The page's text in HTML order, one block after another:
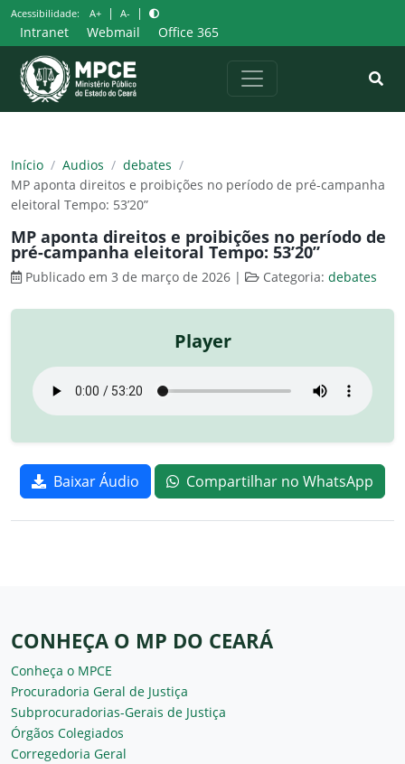
Pular
para
o
conteúdo
Acessibilidade: A+ | A- |
Intranet Webmail Office 365
Início / Audios / debates /
MP aponta direitos e proibições no período de pré-campanha
eleitoral Tempo: 53’20”
MP aponta direitos e proibições no período de
pré-campanha eleitoral Tempo: 53’20”
Publicado em 3 de março de 2026 | Categoria: debates
Player
Baixar Áudio Compartilhar no WhatsApp
CONHEÇA O MP DO CEARÁ
Conheça o MPCE
Procuradoria Geral de Justiça
Subprocuradorias-Gerais de Justiça
Órgãos Colegiados
Corregedoria Geral